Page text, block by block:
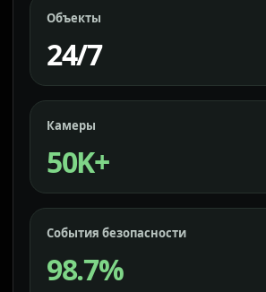
Объекты
24/7
Камеры
50K+
События безопасности
98.7%